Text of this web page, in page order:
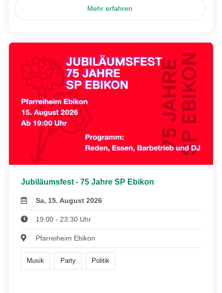
Mehr erfahren
Jubiläumsfest - 75 Jahre SP Ebikon
Sa, 15. August 2026
19:00 - 23:30 Uhr
Pfarreiheim Ebikon
Musik Party Politik